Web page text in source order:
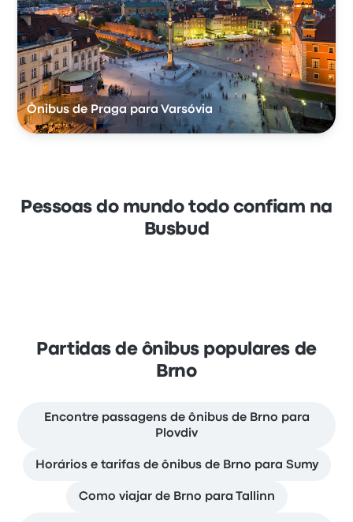
Ônibus de Praga para Varsóvia
Pessoas do mundo todo confiam na
Busbud
Partidas de ônibus populares de
Brno
Encontre passagens de ônibus de Brno para
Plovdiv
Horários e tarifas de ônibus de Brno para Sumy
Como viajar de Brno para Tallinn